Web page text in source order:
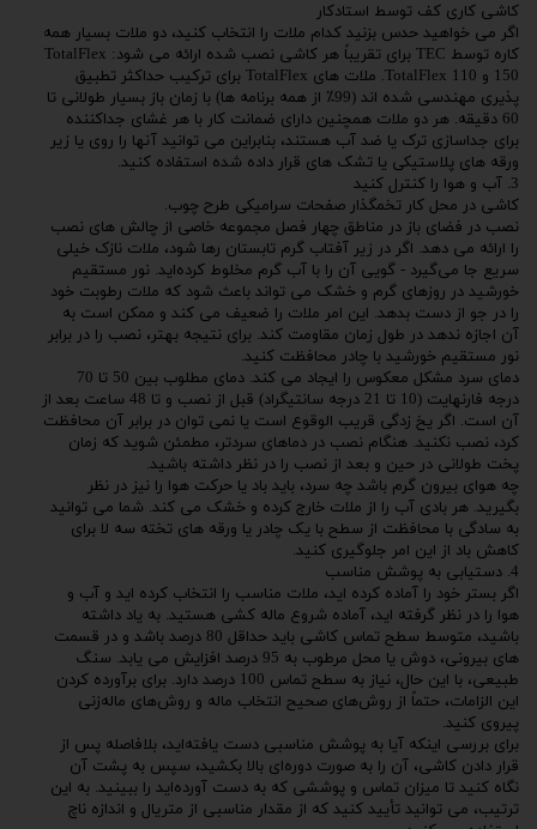
کاشی کاری کف توسط استادکار
اگر می خواهید حدس بزنید کدام ملات را انتخاب کنید، دو ملات بسیار همه
کاره توسط TEC برای تقریباً هر کاشی نصب شده ارائه می شود: TotalFlex
150 و TotalFlex 110. ملات های TotalFlex برای ترکیب حداکثر تطبیق
پذیری مهندسی شده اند (99٪ از همه برنامه ها) با زمان باز بسیار طولانی تا
60 دقیقه. هر دو ملات همچنین دارای ضمانت کار با هر غشای جداکننده
برای جداسازی ترک یا ضد آب هستند، بنابراین می توانید آنها را روی یا زیر
ورقه های پلاستیکی یا تشک های قرار داده شده استفاده کنید.
3. آب و هوا را کنترل کنید
کاشی در محل کار تخمگذار صفحات سرامیکی طرح چوب.
نصب در فضای باز در مناطق چهار فصل مجموعه خاصی از چالش های نصب
را ارائه می دهد. اگر در زیر آفتاب گرم تابستان رها شود، ملات نازک خیلی
سریع جا می‌گیرد - گویی آن را با آب گرم مخلوط کرده‌اید. نور مستقیم
خورشید در روزهای گرم و خشک می تواند باعث شود که ملات رطوبت خود
را در جو از دست بدهد. این امر ملات را ضعیف می کند و ممکن است به
آن اجازه ندهد در طول زمان مقاومت کند. برای نتیجه بهتر، نصب را در برابر
نور مستقیم خورشید با چادر محافظت کنید.
دمای سرد مشکل معکوس را ایجاد می کند. دمای مطلوب بین 50 تا 70
درجه فارنهایت (10 تا 21 درجه سانتیگراد) قبل از نصب و تا 48 ساعت بعد از
آن است. اگر یخ زدگی قریب الوقوع است یا نمی توان در برابر آن محافظت
کرد، نصب نکنید. هنگام نصب در دماهای سردتر، مطمئن شوید که زمان
پخت طولانی در حین و بعد از نصب را در نظر داشته باشید.
چه هوای بیرون گرم باشد چه سرد، باید باد یا حرکت هوا را نیز در نظر
بگیرید. هر بادی آب را از ملات خارج کرده و خشک می کند. شما می توانید
به سادگی با محافظت از سطح با یک چادر یا ورقه های تخته سه لا برای
کاهش باد از این امر جلوگیری کنید.
4. دستیابی به پوشش مناسب
اگر بستر خود را آماده کرده اید، ملات مناسب را انتخاب کرده اید و آب و
هوا را در نظر گرفته اید، آماده شروع ماله کشی هستید. به یاد داشته
باشید، متوسط ​​سطح تماس کاشی باید حداقل 80 درصد باشد و در قسمت
های بیرونی، دوش یا محل مرطوب به 95 درصد افزایش می یابد. سنگ
طبیعی، با این حال، نیاز به سطح تماس 100 درصد دارد. برای برآورده کردن
این الزامات، حتماً از روش‌های صحیح انتخاب ماله و روش‌های ماله‌زنی
پیروی کنید.
برای بررسی اینکه آیا به پوشش مناسبی دست یافته‌اید، بلافاصله پس از
قرار دادن کاشی، آن را به صورت دوره‌ای بالا بکشید، سپس به پشت آن
نگاه کنید تا میزان تماس و پوششی که به دست آورده‌اید را ببینید. به این
ترتیب، می توانید تأیید کنید که از مقدار مناسبی از متریال و اندازه ناچ